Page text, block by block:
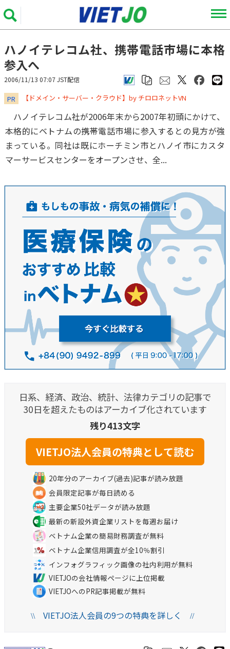
ハノイテレコム社、携帯電話市場に本格
参入へ
2006/11/13 07:07 JST配信
PR ​​​​​​​【ドメイン・サーバー・クラウド】by チロロネットVN
ハノイテレコム社が2006年末から2007年初頭にかけて、
本格的にベトナムの携帯電話市場に参入するとの見方が強
まっている。同社は既にホーチミン市とハノイ市にカスタ
マーサービスセンターをオープンさせ、全...
日系、経済、政治、統計、法律カテゴリの記事で
30日を超えたものはアーカイブ化されています
残り413文字
20年分のアーカイブ(過去)記事が読み放題
会員限定記事が毎日読める
主要企業50社データが読み放題
最新の新設外資企業リストを毎週お届け
ベトナム企業の簡易財務調査が無料
ベトナム企業信用調査が全10％割引
インフォグラフィック画像の社内利用が無料
VIETJOの会社情報ページに上位掲載
VIETJOへのPR記事掲載が無料
\\VIETJO法人会員の9つの特典を詳しく //